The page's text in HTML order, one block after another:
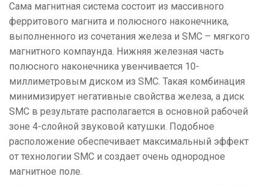
Сама магнитная система состоит из массивного
ферритового магнита и полюсного наконечника,
выполненного из сочетания железа и SMC – мягкого
магнитного компаунда. Нижняя железная часть
полюсного наконечника увенчивается 10-
миллиметровым диском из SMC. Такая комбинация
минимизирует негативные свойства железа, а диск
SMC в результате располагается в основной рабочей
зоне 4-слойной звуковой катушки. Подобное
расположение обеспечивает максимальный эффект
от технологии SMC и создает очень однородное
магнитное поле.